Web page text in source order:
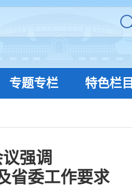
专题专栏 特色栏目
强调
省委工作要求